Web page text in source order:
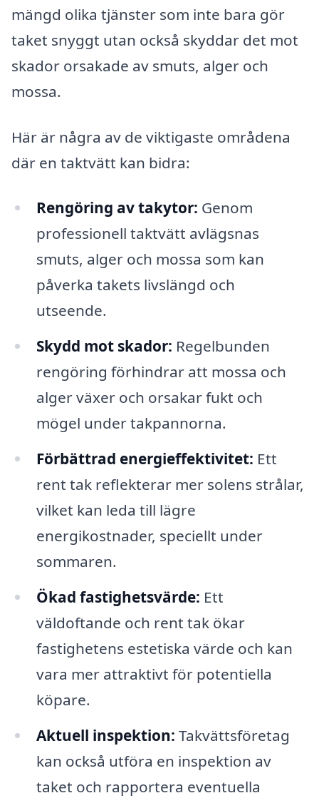
mängd olika tjänster som inte bara gör
taket snyggt utan också skyddar det mot
skador orsakade av smuts, alger och
mossa.
Här är några av de viktigaste områdena
där en taktvätt kan bidra:
Rengöring av takytor: Genom
professionell taktvätt avlägsnas
smuts, alger och mossa som kan
påverka takets livslängd och
utseende.
Skydd mot skador: Regelbunden
rengöring förhindrar att mossa och
alger växer och orsakar fukt och
mögel under takpannorna.
Förbättrad energieffektivitet: Ett
rent tak reflekterar mer solens strålar,
vilket kan leda till lägre
energikostnader, speciellt under
sommaren.
Ökad fastighetsvärde: Ett
väldoftande och rent tak ökar
fastighetens estetiska värde och kan
vara mer attraktivt för potentiella
köpare.
Aktuell inspektion: Takvättsföretag
kan också utföra en inspektion av
taket och rapportera eventuella